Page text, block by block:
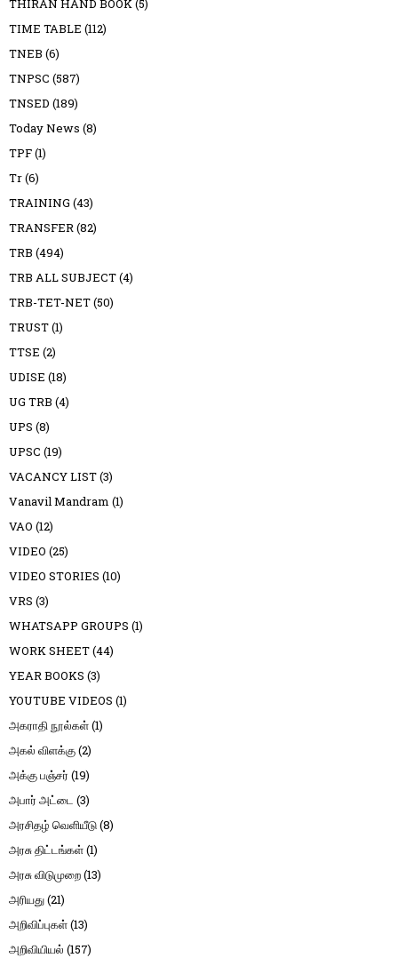
TIME TABLE (112)
TNEB (6)
TNPSC (587)
TNSED (189)
Today News (8)
TPF(1)
Tr(6)
TRAINING (43)
TRANSFER (82)
TRB (494)
TRB ALL SUBJECT(4)
TRB-TET-NET(50)
TRUST(1)
TTSE (2)
UDISE (18)
UG TRB (4)
UPS (8)
UPSC (19)
VACANCY LIST(3)
Vanavil Mandram (1)
VAO (12)
VIDEO (25)
VIDEO STORIES (10)
VRS (3)
WHATSAPP GROUPS (1)
WORK SHEET(44)
YEAR BOOKS (3)
YOUTUBE VIDEOS (1)
அகராதி நூல்கள்(1)
அகல் விளக்கு(2)
அக்கு பஞ்சர் (19)
அபார் அட்டை (3)
அரசிதழ் வெளியீடு(8)
அரசு திட்டங்கள்(1)
அரசு விடுமுறை(13)
அரியது(21)
அறிவிப்புகள்(13)
அறிவியியல் (157)